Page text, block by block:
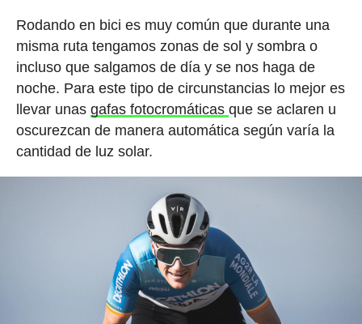
Rodando en bici es muy común que durante una
misma ruta tengamos zonas de sol y sombra o
incluso que salgamos de día y se nos haga de
noche. Para este tipo de circunstancias lo mejor es
llevar unas gafas fotocromáticas que se aclaren u
oscurezcan de manera automática según varía la
cantidad de luz solar.